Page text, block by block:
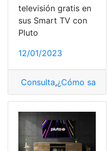
televisión gratis en
sus Smart TV con
Pluto
12/01/2023
Consulta,¿Cómo saber?